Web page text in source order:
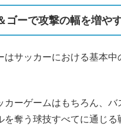
ゴーで攻撃の幅を増や
はサッカーにおける基本中
カーゲームはもちろん、バ
を奪う球技すべてに通じる